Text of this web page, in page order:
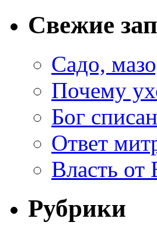
Свежие
Садо,
Почему
Бог
Ответ
Власть от
Рубрики